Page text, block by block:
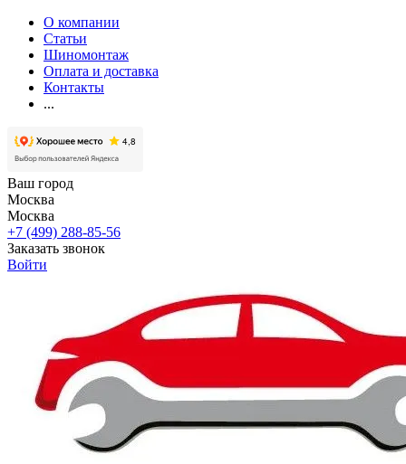
О компании
Статьи
Шиномонтаж
Оплата и доставка
Контакты
...
Ваш город
Москва
Москва
+7 (499) 288-85-56
Заказать звонок
Войти